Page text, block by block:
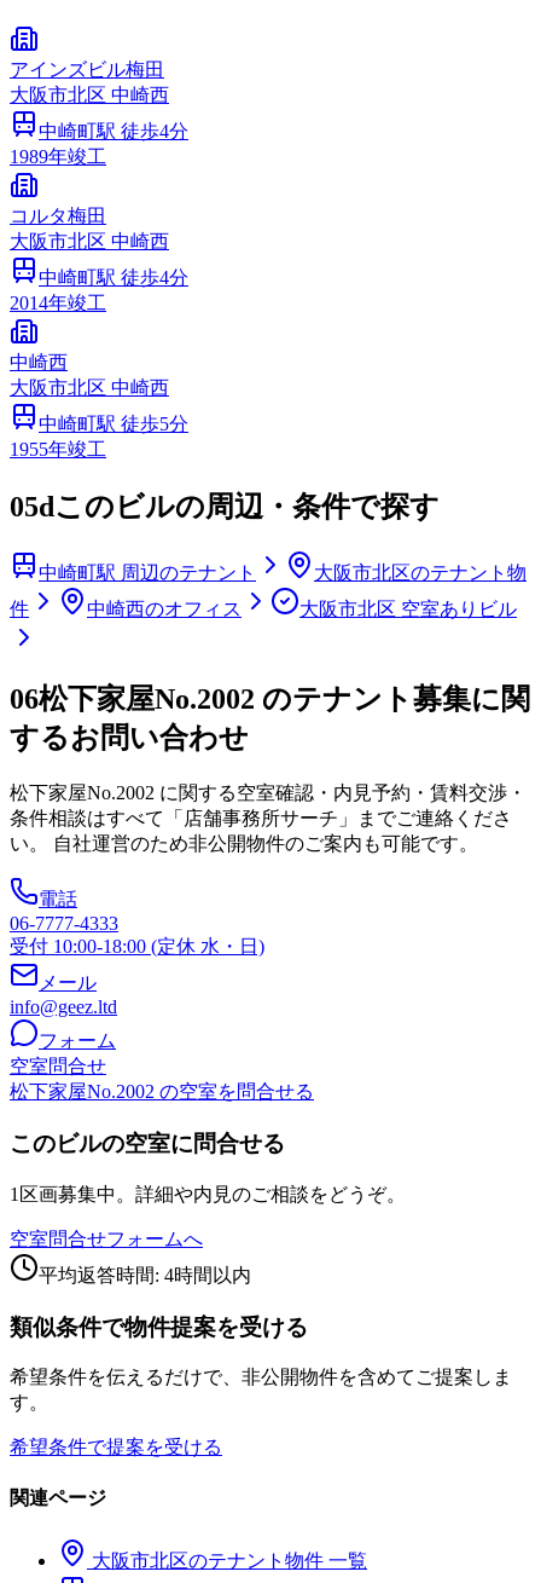
アインズビル梅田
大阪市北区 中崎西
中崎町駅 徒歩4分
1989年竣工
コルタ梅田
大阪市北区 中崎西
中崎町駅 徒歩4分
2014年竣工
中崎西
大阪市北区 中崎西
中崎町駅 徒歩5分
1955年竣工
05dこのビルの周辺・条件で探す
中崎町駅 周辺のテナント
大阪市北区のテナント物
件
中崎西のオフィス 大阪市北区 空室ありビル
06松下家屋No.2002 のテナント募集に関
するお問い合わせ
松下家屋No.2002 に関する空室確認・内見予約・賃料交渉・
条件相談はすべて「店舗事務所サーチ」までご連絡くださ
い。 自社運営のため非公開物件のご案内も可能です。
電話
06-7777-4333
受付 10:00-18:00 (定休 水・日)
メール
info@geez.ltd
フォーム
空室問合せ
松下家屋No.2002 の空室を問合せる
このビルの空室に問合せる
1区画募集中。詳細や内見のご相談をどうぞ。
空室問合せフォームへ
平均返答時間: 4時間以内
類似条件で物件提案を受ける
希望条件を伝えるだけで、非公開物件を含めてご提案しま
す。
希望条件で提案を受ける
関連ページ
大阪市北区のテナント物件 一覧